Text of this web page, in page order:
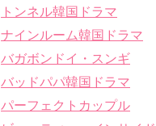
トンネル韓国ドラマ
ナインルーム韓国ドラマ
バガボンドイ・スンギ
バッドパパ韓国ドラマ
パーフェクトカップル